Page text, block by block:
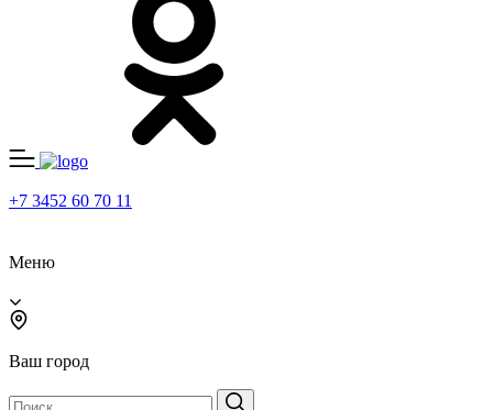
+7 3452 60 70 11
Меню
Ваш город